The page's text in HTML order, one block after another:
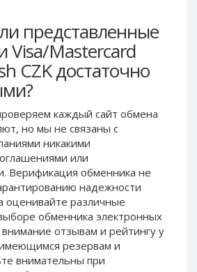
представленные
Visa/Mastercard
CZK достаточно
каждый сайт обмена
но мы не связаны c
никакими
или
Верификация обменника не
надежности
оценивайте различные
обменника электронных
отзывам и рейтингу у
резервам и
внимательны при
PaySera EUR
PaySera PLN
AliPay CNY
Paymer USD
Paymer RUB
Capitalist USD
Capitalist RUB
Capitalist EUR
Payoneer USD
Payoneer EUR